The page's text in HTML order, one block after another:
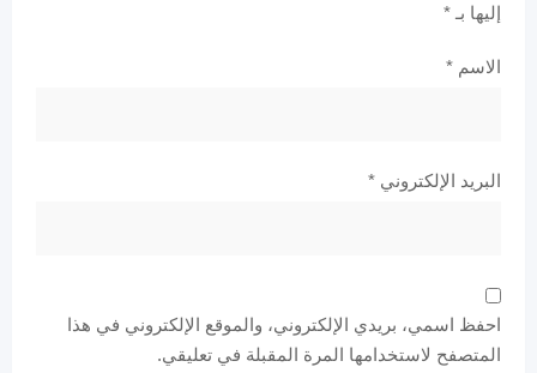
إليها بـ *
الاسم *
البريد الإلكتروني *
احفظ اسمي، بريدي الإلكتروني، والموقع الإلكتروني في هذا
المتصفح لاستخدامها المرة المقبلة في تعليقي.